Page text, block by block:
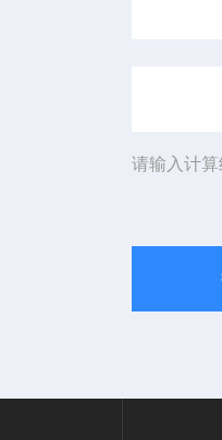
请输入计